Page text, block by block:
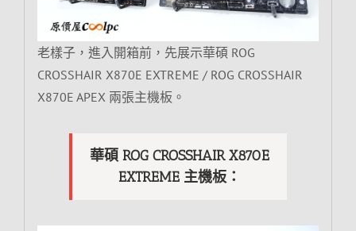
老樣子，進入開箱前，先展示華碩 ROG
CROSSHAIR X870E EXTREME / ROG CROSSHAIR
X870E APEX 兩張主機板。
華碩 ROG CROSSHAIR X870E
EXTREME 主機板：